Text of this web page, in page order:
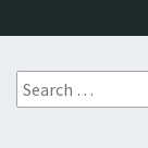
Search
for: